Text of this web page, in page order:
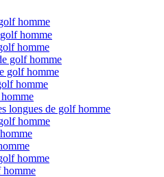
homme
homme
homme
golf homme
golf homme
homme
longues de golf homme
homme
homme
homme